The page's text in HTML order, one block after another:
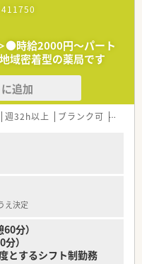
411750
●時給2000円～パート
域密着型の薬局です
追加
週32h以上 ブランク可 Ｗワ
え決定
分）
）
とするシフト制勤務